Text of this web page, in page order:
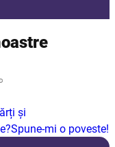
și
Spune-mi o poveste!